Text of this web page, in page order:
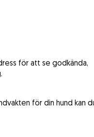
för att se godkända,
för din hund kan